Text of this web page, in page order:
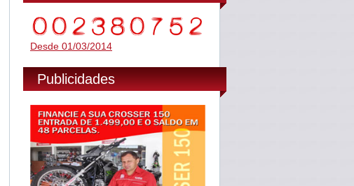
Desde 01/03/2014
Publicidades